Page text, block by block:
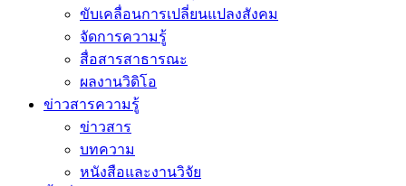
ขับเคลื่อนการเปลี่ยนแปลงสังคม
จัดการความรู้
สื่อสารสาธารณะ
ผลงานวิดิโอ
ข่าวสารความรู้
ข่าวสาร
บทความ
หนังสือและงานวิจัย